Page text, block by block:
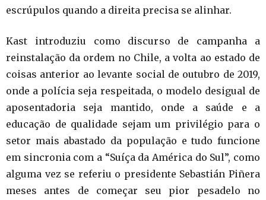
escrúpulos quando a direita precisa se alinhar.
Kast introduziu como discurso de campanha a
reinstalação da ordem no Chile, a volta ao estado de
coisas anterior ao levante social de outubro de 2019,
onde a polícia seja respeitada, o modelo desigual de
aposentadoria seja mantido, onde a saúde e a
educação de qualidade sejam um privilégio para o
setor mais abastado da população e tudo funcione
em sincronia com a “Suíça da América do Sul”, como
alguma vez se referiu o presidente Sebastián Piñera
meses antes de começar seu pior pesadelo no